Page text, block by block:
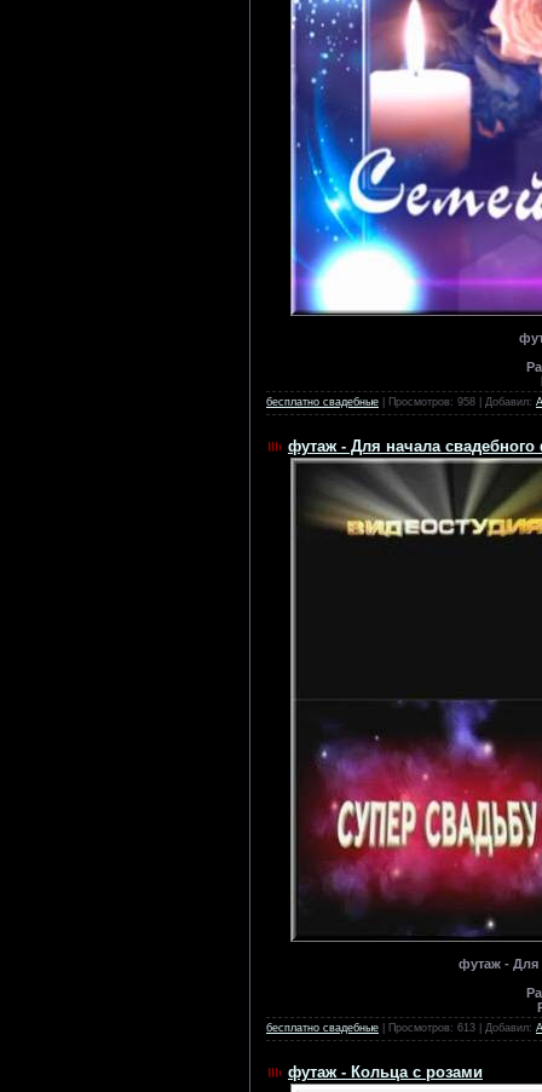
бесплатно свадебные | Просмотров: 958 | Добавил:
футаж - Для начала
футаж - Для
бесплатно свадебные | Просмотров: 613 | Добавил:
футаж - Кольца с розами